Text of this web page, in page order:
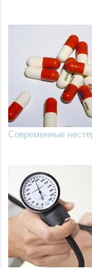
Современные